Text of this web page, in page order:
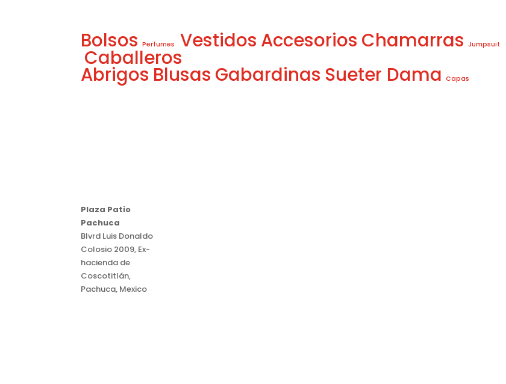
Bolsos Perfumes Vestidos Accesorios Chamarras Jumpsuit
Caballeros
Abrigos Blusas Gabardinas Sueter Dama Capas
Plaza Patio
Pachuca
Blvrd Luis Donaldo
Colosio 2009, Ex-
hacienda de
Coscotitlán,
Pachuca, Mexico